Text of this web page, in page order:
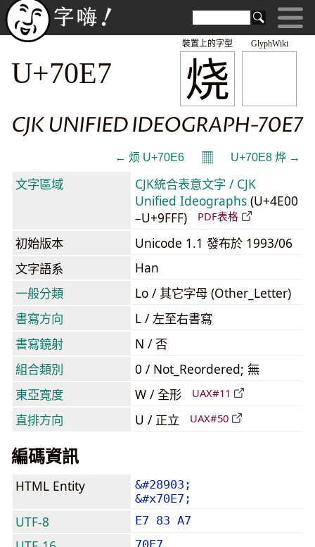
GlyphWiki
烧
裝置上的字型
U+70E7
CJK UNIFIED IDEOGRAPH-70E7
← 烦 U+70E6 𝄜 U+70E8 烨 →
文字區域
CJK統合表意文字 / CJK
Unified Ideographs (U+4E00
–U+9FFF)
PDF表格
初始版本
Unicode 1.1 發布於 1993/06
文字語系
Han
一般分類
Lo / 其它字母 (Other_Letter)
書寫方向
L / 左至右書寫
書寫鏡射
N / 否
組合類別
0 / Not_Reordered; 無
東亞寬度
W / 全形 UAX#11
直排方向 U / 正立 UAX#50
編碼資訊
HTML Entity
&#28903;
&#x70E7;
UTF-8 E7 83 A7
70E7